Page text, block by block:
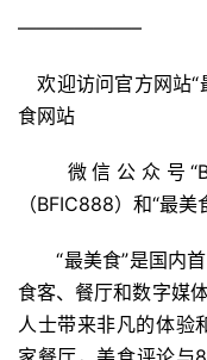
——————–
欢迎访问官方网站“
食网站
微信公众号
（BFIC888）和“最
“最美食”是国内首
食客、餐厅和数字媒
人士带来非凡的体验